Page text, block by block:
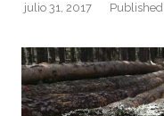
Published
julio 31, 2017